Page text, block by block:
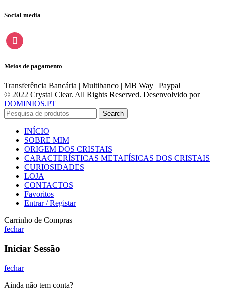
Social media
instagram
Meios de pagamento
Transferência Bancária | Multibanco | MB Way | Paypal
© 2022 Crystal Clear. All Rights Reserved. Desenvolvido por
DOMINIOS.PT
Search
INÍCIO
SOBRE MIM
ORIGEM DOS CRISTAIS
CARACTERÍSTICAS METAFÍSICAS DOS CRISTAIS
CURIOSIDADES
LOJA
CONTACTOS
Favoritos
Entrar / Registar
Carrinho de Compras
fechar
Iniciar Sessão
fechar
Ainda não tem conta?